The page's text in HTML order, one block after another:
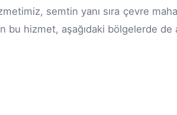
semtin yanı sıra çevre
bu hizmet, aşağıdaki bölgelerde de